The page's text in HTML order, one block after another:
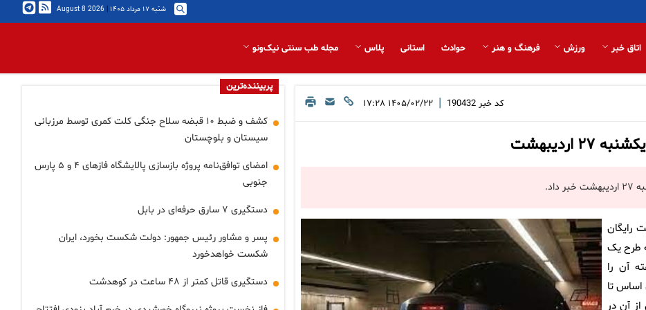
شنبه ۱۷ مرداد ۱۴۰۵ |
2026 August 8
اتاق خبر ورزش فرهنگ و هنر حوادث استانی پلاس مجله طب سنتی نیک‌ونو
کد خبر 190432
| ۱۴۰۵/۰۲/۲۲ ۱۷:۲۸
رایگان
طرح یک
آن را
اساس تا
آن در
پربیننده‌ترین
کشف و ضبط ۱۰ قبضه سلاح جنگی کلت کمری توسط مرزبانی
سیستان و بلوچستان
امضای توافق‌نامه پروژه بازسازی پالایشگاه فازهای ۴ و ۵ پارس
جنوبی
دستگیری ۷ سارق حرفه‌ای در بابل
پسر و مشاور رئیس جمهور: دولت شکست بخورد، ایران
شکست خواهدخورد
دستگیری قاتل کمتر از ۴۸ ساعت در کوهدشت